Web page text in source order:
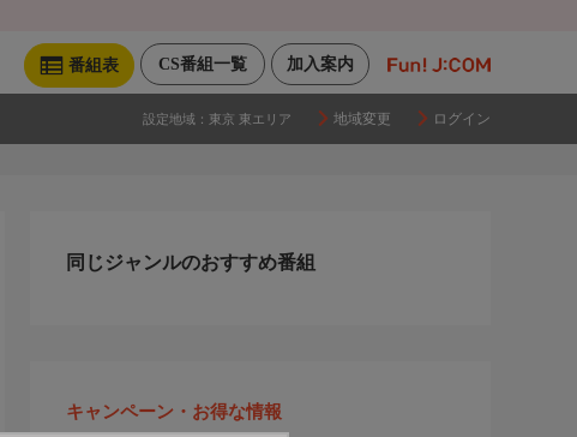
加入案内
CS番組一覧
番組表
設定地域： 東京 東エリア 地域変更 ログイン
同じジャンルのおすすめ番組
キャンペーン・お得な情報